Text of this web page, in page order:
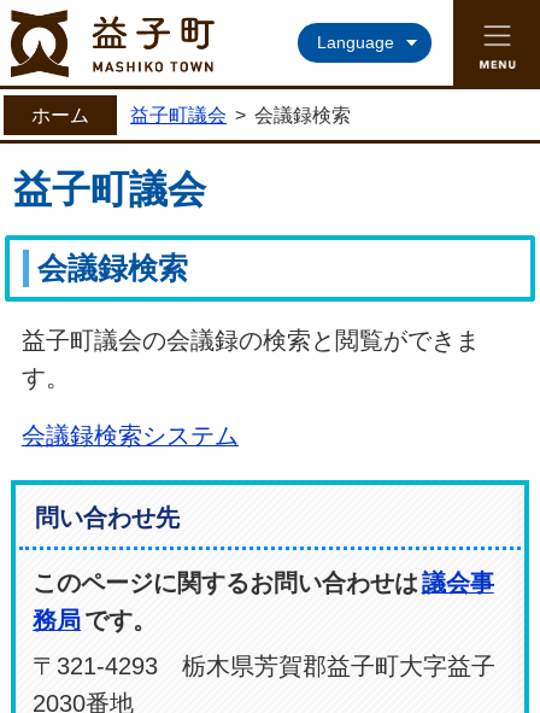
益子町ホームページ
Language
ホーム 益子町議会 > 会議録検索
益子町議会
会議録検索
益子町議会の会議録の検索と閲覧ができま
す。
会議録検索システム
問い合わせ先
このページに関するお問い合わせは議会事
務局です。
〒321-4293 栃木県芳賀郡益子町大字益子
2030番地